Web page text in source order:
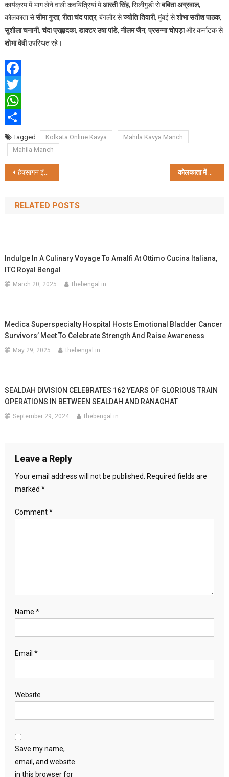
कार्यक्रम में भाग लेने वाली कवयित्रियां मेआरती सिंह, सिलीगुड़ी सेबबिता अग्रवाल,
कोलकाता सेसीमा गुप्ता,रीता चंद पात्र, बंगलौर सेज्योति तिवारी, मुंबई सेशोभा सतीश पाठक,
सुशीला चनानी,चंदा प्रह्लादका,डाक्टर उषा पांडे,नीलम जैन,प्रसन्ना चोपड़ाऔर कर्नाटक से
शोभा देवीउपस्थित रहे।
Facebook
Twitter
WhatsApp
ShareTagged Kolkata Online Kavya
Mahila Kavya Manch
Mahila Manch
Post
navigation
हेक्सागन इंडिया ने बीईएल और बीईएमएल के साथ समझौता पत्र पर हस्ताक्षर किया
RELATED POSTS
Indulge In A Culinary Voyage To Amalfi At Ottimo Cucina Italiana,
ITC Royal Bengal
March 20, 2025 thebengal.in
Medica Superspecialty Hospital Hosts Emotional Bladder Cancer
Survivors’ Meet To Celebrate Strength And Raise Awareness
May 29, 2025 thebengal.in
SEALDAH DIVISION CELEBRATES 162 YEARS OF GLORIOUS TRAIN
OPERATIONS IN BETWEEN SEALDAH AND RANAGHAT
September 29, 2024 thebengal.in
Leave a Reply
Your email address will not be published.
Required fields are
marked *
Comment*
Name *
Email *
Website
Save my name,
email, and website
in this browser for